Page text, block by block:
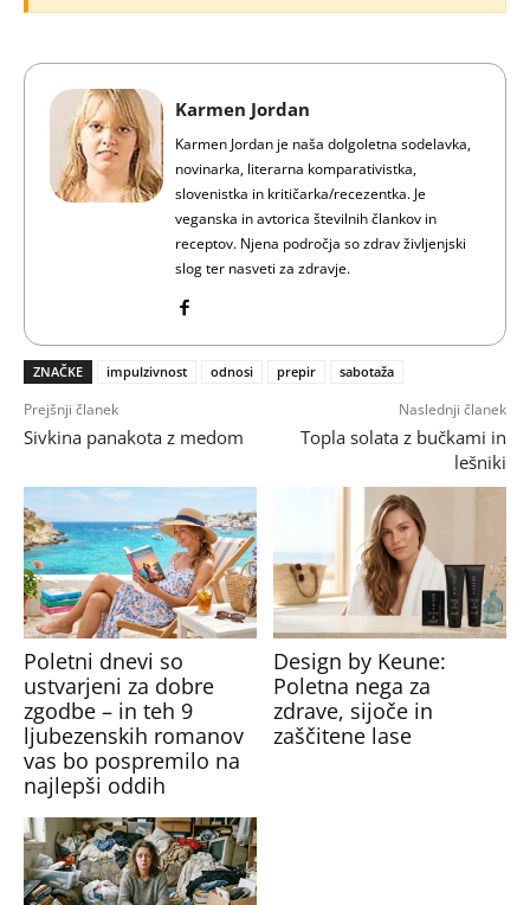
Karmen Jordan
Karmen Jordan je naša dolgoletna sodelavka,
novinarka, literarna komparativistka,
slovenistka in kritičarka/recezentka. Je
veganska in avtorica številnih člankov in
receptov. Njena področja so zdrav življenjski
slog ter nasveti za zdravje.
ZNAČKE impulzivnost odnosi prepir sabotaža
Prejšnji članek
Sivkina panakota z medom
Naslednji članek
Topla solata z bučkami in
lešniki
Poletni dnevi so
ustvarjeni za dobre
zgodbe – in teh 9
ljubezenskih romanov
vas bo pospremilo na
najlepši oddih
Design by Keune:
Poletna nega za
zdrave, sijoče in
zaščitene lase